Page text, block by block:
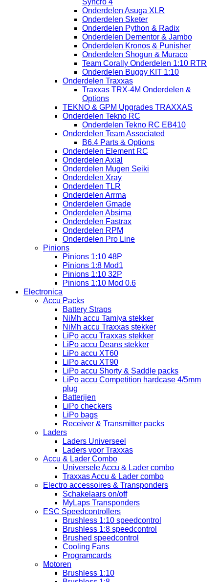
Syncro 4
Onderdelen Asuga XLR
Onderdelen Sketer
Onderdelen Python & Radix
Onderdelen Dementor & Jambo
Onderdelen Kronos & Punisher
Onderdelen Shogun & Muraco
Team Corally Onderdelen 1:10 RTR
Onderdelen Buggy KIT 1:10
Onderdelen Traxxas
Traxxas TRX-4M Onderdelen &
Options
TEKNO & GPM Upgrades TRAXXAS
Onderdelen Tekno RC
Onderdelen Tekno RC EB410
Onderdelen Team Associated
B6.4 Parts & Options
Onderdelen Element RC
Onderdelen Axial
Onderdelen Mugen Seiki
Onderdelen Xray
Onderdelen TLR
Onderdelen Arrma
Onderdelen Gmade
Onderdelen Absima
Onderdelen Fastrax
Onderdelen RPM
Onderdelen Pro Line
Pinions
Pinions 1:10 48P
Pinions 1:8 Mod1
Pinions 1:10 32P
Pinions 1:10 Mod 0.6
Electronica
Accu Packs
Battery Straps
NiMh accu Tamiya stekker
NiMh accu Traxxas stekker
LiPo accu Traxxas stekker
LiPo accu Deans stekker
LiPo accu XT60
LiPo accu XT90
LiPo accu Shorty & Saddle packs
LiPo accu Competition hardcase 4/5mm
plug
Batterijen
LiPo checkers
LiPo bags
Receiver & Transmitter packs
Laders
Laders Universeel
Laders voor Traxxas
Accu & Lader Combo
Universele Accu & Lader combo
Traxxas Accu & Lader combo
Electro accessoires & Transponders
Schakelaars on/off
MyLaps Transponders
ESC Speedcontrollers
Brushless 1:10 speedcontrol
Brushless 1:8 speedcontrol
Brushed speedcontrol
Cooling Fans
Programcards
Motoren
Brushless 1:10